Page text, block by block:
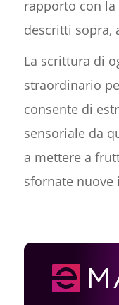
rapporto con
descritti sopra,
La scrittura di
straordinario
consente di
sensoriale da
a mettere a
sfornate nuove